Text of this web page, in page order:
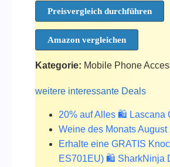
Preisvergleich durchführen
Amazon vergleichen
Kategorie: Mobile Phone
weitere interessante Deals
20% auf Alles 🛍️ Lascana
Weine des Monats
Erhalte eine GRATIS
ES701EU) 🛍️ SharkNinja